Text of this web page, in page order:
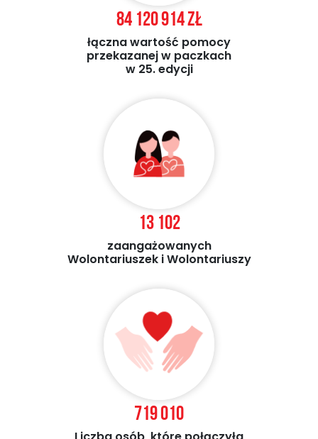
84 120 914 zł
łączna wartość pomocy
przekazanej w paczkach
w 25. edycji
13 102
zaangażowanych
Wolontariuszek i Wolontariuszy
719 010